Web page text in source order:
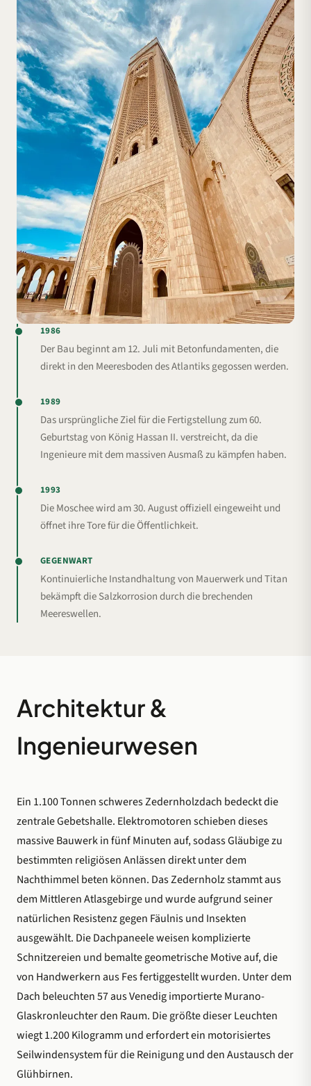
1986
Der Bau beginnt am 12. Juli mit Betonfundamenten, die
direkt in den Meeresboden des Atlantiks gegossen werden.
1989
Das ursprüngliche Ziel für die Fertigstellung zum 60.
Geburtstag von König Hassan II. verstreicht, da die
Ingenieure mit dem massiven Ausmaß zu kämpfen haben.
1993
Die Moschee wird am 30. August offiziell eingeweiht und
öffnet ihre Tore für die Öffentlichkeit.
GEGENWART
Kontinuierliche Instandhaltung von Mauerwerk und Titan
bekämpft die Salzkorrosion durch die brechenden
Meereswellen.
Architektur &
Ingenieurwesen
Ein 1.100 Tonnen schweres Zedernholzdach bedeckt die
zentrale Gebetshalle. Elektromotoren schieben dieses
massive Bauwerk in fünf Minuten auf, sodass Gläubige zu
bestimmten religiösen Anlässen direkt unter dem
Nachthimmel beten können. Das Zedernholz stammt aus
dem Mittleren Atlasgebirge und wurde aufgrund seiner
natürlichen Resistenz gegen Fäulnis und Insekten
ausgewählt. Die Dachpaneele weisen komplizierte
Schnitzereien und bemalte geometrische Motive auf, die
von Handwerkern aus Fes fertiggestellt wurden. Unter dem
Dach beleuchten 57 aus Venedig importierte Murano-
Glaskronleuchter den Raum. Die größte dieser Leuchten
wiegt 1.200 Kilogramm und erfordert ein motorisiertes
Seilwindensystem für die Reinigung und den Austausch der
Glühbirnen.